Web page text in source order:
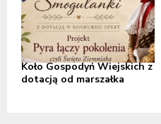
Koło Gospodyń Wiejskich z
dotacją od marszałka